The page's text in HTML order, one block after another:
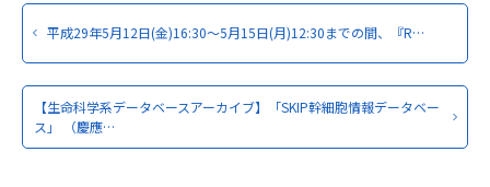
平成29年5月12日(金)16:30～5月15日(月)12:30までの間、『R…
【生命科学系データベースアーカイブ】「SKIP幹細胞情報データベー
ス」 （慶應…